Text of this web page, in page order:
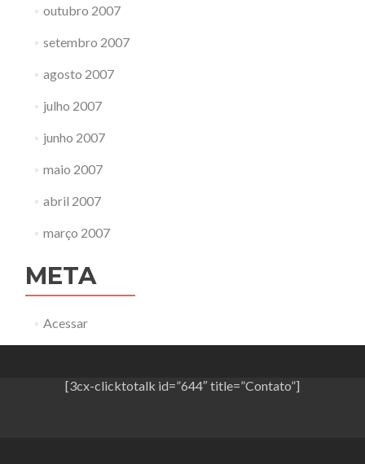
outubro 2007
setembro 2007
agosto 2007
julho 2007
junho 2007
maio 2007
abril 2007
março 2007
META
Acessar
[3cx-clicktotalk id=”644″ title=”Contato”]